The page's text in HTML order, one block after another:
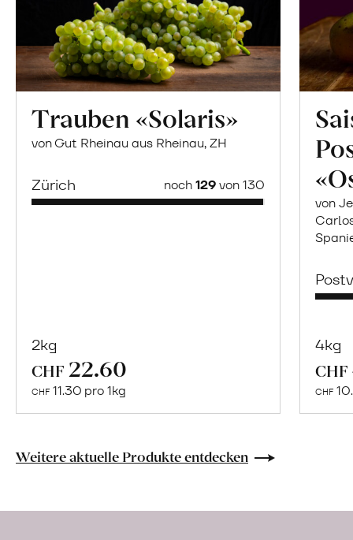
Trauben «Solaris»
von Gut Rheinau aus Rheinau, ZH
Zürich noch129von 130
2kg
CHF 22.60
CHF 11.30 pro 1kg
Naturbelassene
Lebensmittel
von
4kg
CHF
CHF
Weitere aktuelle Produkte entdecken